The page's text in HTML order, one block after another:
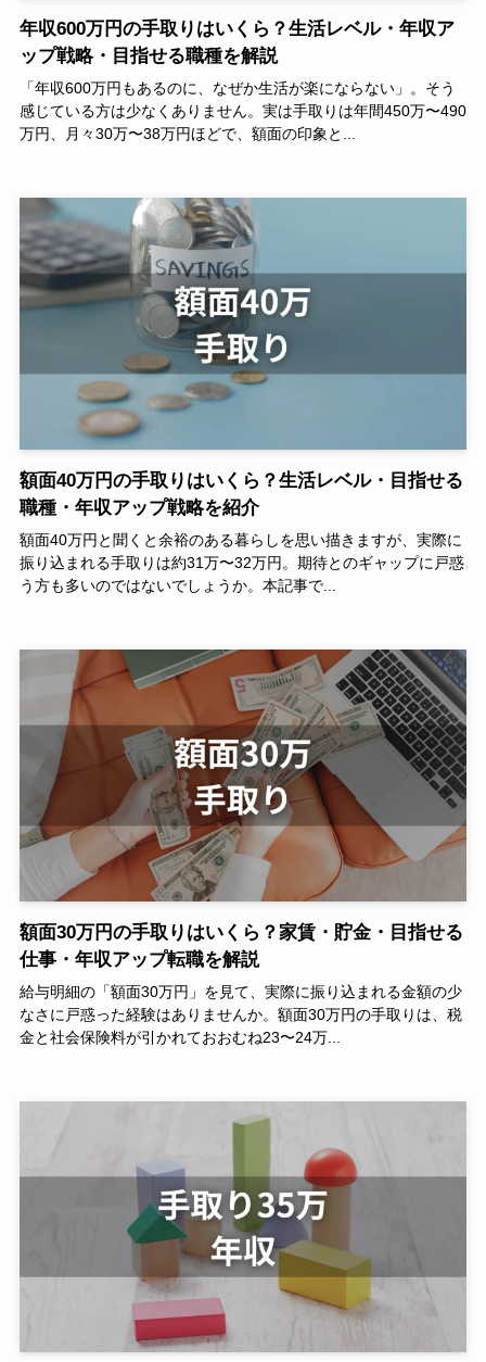
年収600万円の手取りはいくら？生活レベル・年収ア
ップ戦略・目指せる職種を解説
「年収600万円もあるのに、なぜか生活が楽にならない」。そう
感じている方は少なくありません。実は手取りは年間450万〜490
万円、月々30万〜38万円ほどで、額面の印象と...
額面40万円の手取りはいくら？生活レベル・目指せる
職種・年収アップ戦略を紹介
額面40万円と聞くと余裕のある暮らしを思い描きますが、実際に
振り込まれる手取りは約31万〜32万円。期待とのギャップに戸惑
う方も多いのではないでしょうか。本記事で...
額面30万円の手取りはいくら？家賃・貯金・目指せる
仕事・年収アップ転職を解説
給与明細の「額面30万円」を見て、実際に振り込まれる金額の少
なさに戸惑った経験はありませんか。額面30万円の手取りは、税
金と社会保険料が引かれておおむね23〜24万...